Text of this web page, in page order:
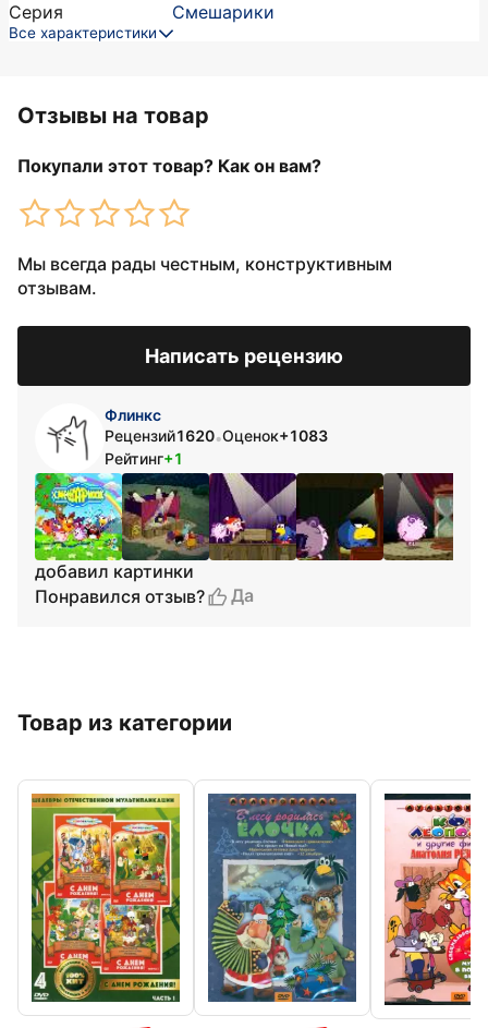
Серия
Смешарики
Все характеристики
Отзывы на товар
Покупали этот товар? Как он вам?
Мы всегда рады честным, конструктивным
отзывам.
Написать рецензию
Флинкс
Рецензий1620•Оценок+1083
Рейтинг+1
добавил картинки
Понравился отзыв?
Да
Товар из категории